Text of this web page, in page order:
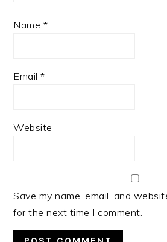
Name *
Email*
Website
Save my name, email, and
for the next time I comment.